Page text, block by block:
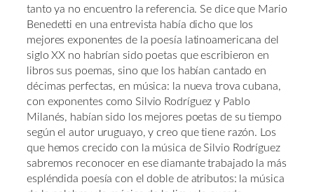
tanto ya no encuentro la referencia. Se dice que Mario
Benedetti en una entrevista había dicho que los
mejores exponentes de la poesía latinoamericana del
siglo XX no habrían sido poetas que escribieron en
libros sus poemas, sino que los habían cantado en
décimas perfectas, en música: la nueva trova cubana,
con exponentes como Silvio Rodríguez y Pablo
Milanés, habían sido los mejores poetas de su tiempo
según el autor uruguayo, y creo que tiene razón. Los
que hemos crecido con la música de Silvio Rodríguez
sabremos reconocer en ese diamante trabajado la más
espléndida poesía con el doble de atributos: la música